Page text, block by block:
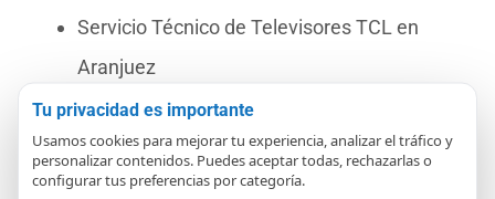
Servicio Técnico de Televisores TCL en
Aranjuez
Servicio Técnico de Televisores Selecline en
Aranjuez
Servicio Técnico de Televisores TD
Tu privacidad es importante
Usamos cookies para mejorar tu experiencia, analizar el tráfico y
personalizar contenidos. Puedes aceptar todas, rechazarlas o
configurar tus preferencias por categoría.